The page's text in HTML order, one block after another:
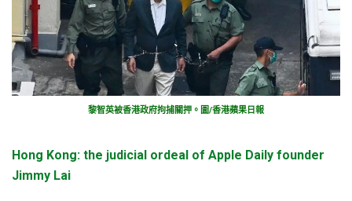
黎智英被香港政府拘捕關押。圖/香港蘋果日報
Hong Kong: the judicial ordeal of Apple Daily founder
Jimmy Lai